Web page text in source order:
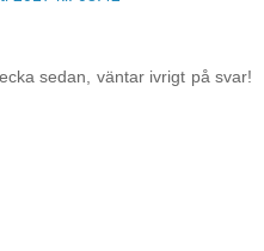
sedan, väntar ivrigt på svar!